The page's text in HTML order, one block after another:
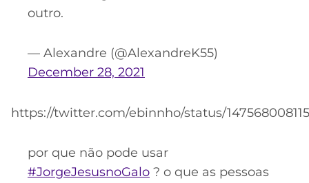
outro.
— Alexandre (@AlexandreK55)
December 28, 2021
https://twitter.com/ebinnho/status/
por que não pode usar
#JorgeJesusnoGalo ? o que as pessoas